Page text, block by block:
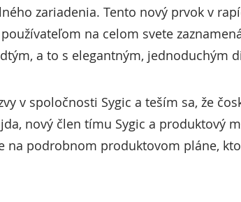
zariadenia. Tento nový prvok v
na celom svete
a to s elegantným, jednoduchým
v spoločnosti Sygic a teším sa, že
nový člen tímu Sygic a produktový
na podrobnom produktovom pláne,